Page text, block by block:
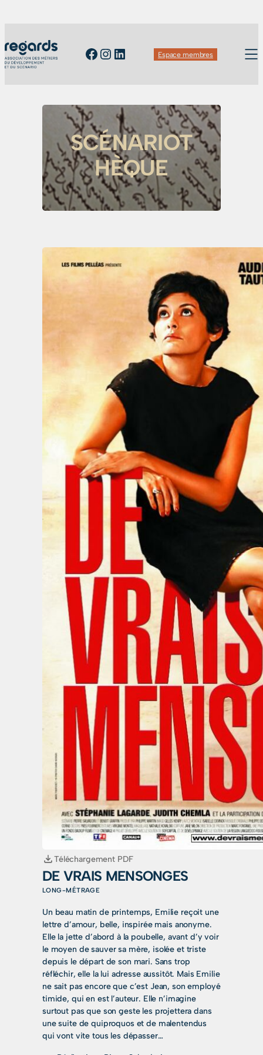
Facebook
Instagram
LinkedInEspace membres
SCÉNARIOT
HÈQUE
Téléchargement PDF
DE VRAIS MENSONGES
LONG-MÉTRAGE
Un beau matin de printemps, Emilie reçoit une
lettre d’amour, belle, inspirée mais anonyme.
Elle la jette d’abord à la poubelle, avant d’y voir
le moyen de sauver sa mère, isolée et triste
depuis le départ de son mari. Sans trop
réfléchir, elle la lui adresse aussitôt. Mais Emilie
ne sait pas encore que c’est Jean, son employé
timide, qui en est l’auteur. Elle n’imagine
surtout pas que son geste les projettera dans
une suite de quiproquos et de malentendus
qui vont vite tous les dépasser…